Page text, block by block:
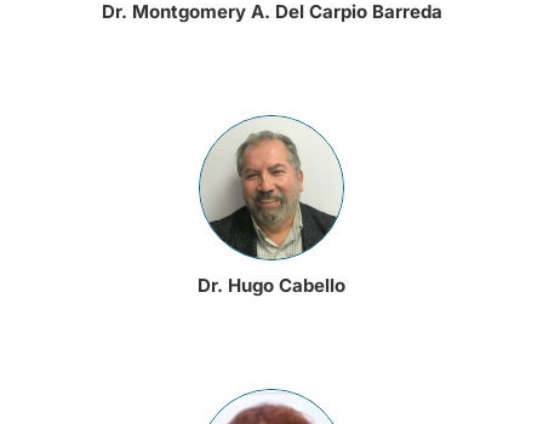
Dr. Montgomery A. Del Carpio Barreda
Dr. Hugo Cabello